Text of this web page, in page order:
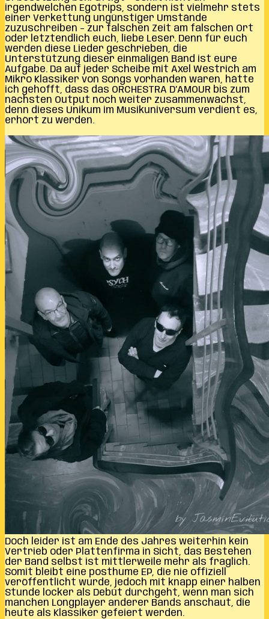
irgendwelchen Egotrips, sondern ist vielmehr stets
einer Verkettung ungünstiger Umstände
zuzuschreiben – zur falschen Zeit am falschen Ort
oder letztendlich euch, liebe Leser. Denn für euch
werden diese Lieder geschrieben, die
Unterstützung dieser einmaligen Band ist eure
Aufgabe. Da auf jeder Scheibe mit Axel Westrich am
Mikro Klassiker von Songs vorhanden waren, hätte
ich gehofft, dass das ORCHESTRA D’AMOUR bis zum
nächsten Output noch weiter zusammenwächst,
denn dieses Unikum im Musikuniversum verdient es,
erhört zu werden.
Doch leider ist am Ende des Jahres weiterhin kein
Vertrieb oder Plattenfirma in Sicht, das Bestehen
der Band selbst ist mittlerweile mehr als fraglich.
Somit bleibt eine posthume EP, die nie offiziell
veröffentlicht wurde, jedoch mit knapp einer halben
Stunde locker als Debüt durchgeht, wenn man sich
manchen Longplayer anderer Bands anschaut, die
heute als Klassiker gefeiert werden.